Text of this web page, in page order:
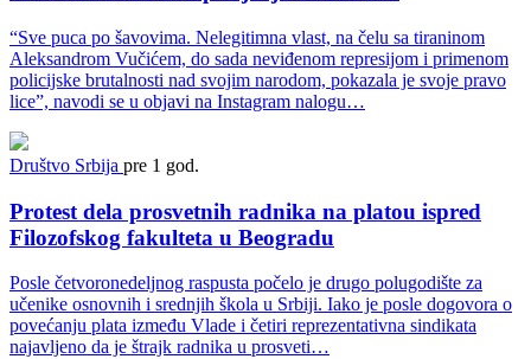
“Sve puca po šavovima. Nelegitimna vlast, na čelu sa tiraninom
Aleksandrom Vučićem, do sada neviđenom represijom i primenom
policijske brutalnosti nad svojim narodom, pokazala je svoje pravo
lice”, navodi se u objavi na Instagram nalogu…
Društvo Srbija pre 1 god.
Protest dela prosvetnih radnika na platou ispred
Filozofskog fakulteta u Beogradu
Posle četvoronedeljnog raspusta počelo je drugo polugodište za
učenike osnovnih i srednjih škola u Srbiji. Iako je posle dogovora o
povećanju plata između Vlade i četiri reprezentativna sindikata
najavljeno da je štrajk radnika u prosveti…